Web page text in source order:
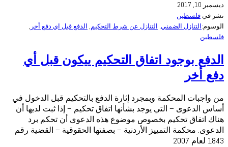
ديسمبر 10, 2017
نشر فيفلسطين
الوسوم:التنازل الضمني, التنازل عن شرط التحكيم, الدفع قبل اي دفع أخر ,
فلسطين
الدفع بوجود اتفاق التحكيم ييكون قبل أي
دفع أخر
من واجبات المحكمة وبمجرد إثارة الدفع بالتحكيم قبل الدخول في
أساس الدعوى – التي يوجد بشأنها اتفاق تحكيم – إذا ثبت لديها أن
هناك اتفاق تحكيم بخصوص موضوع هذه الدعوى أن تحكم برد
الدعوى. محكمة التمييز الأردنية – بصفتها الحقوقية – القضية رقم
1843 لعام 2007